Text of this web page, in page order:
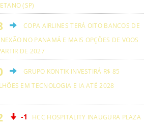
(SP)
COPA AIRLINES TERÁ OITO BANCOS DE
NO PANAMÁ E MAIS OPÇÕES DE VOOS
DE 2027
GRUPO KONTIK INVESTIRÁ R$ 85
EM TECNOLOGIA E IA ATÉ 2028
-1
HCC HOSPITALITY INAUGURA PLAZA